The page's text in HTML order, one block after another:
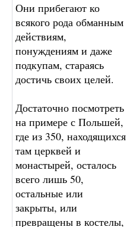
Они прибегают ко
всякого рода обманным
действиям,
понуждениям и даже
подкупам, стараясь
достичь своих целей.
Достаточно посмотреть
на примере с Польшей,
где из 350, находящихся
там церквей и
монастырей, осталось
всего лишь 50,
остальные или
закрыты, или
превращены в костелы,